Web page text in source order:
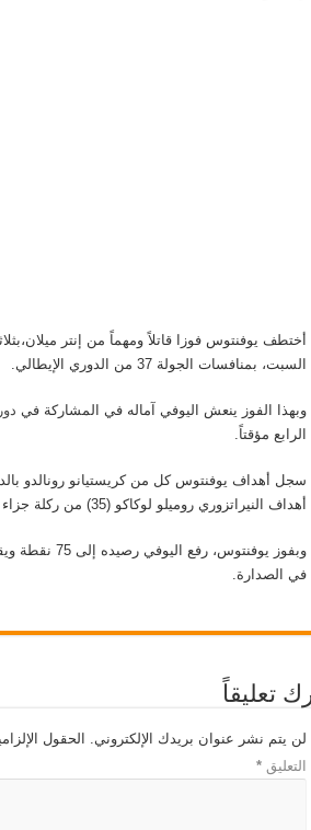
أختطف يوفنتوس فوزا قاتلاً ومهماً من إنتر
السبت، بمنافسات الجولة 37 من الدوري الإيطالي.
وبهذا الفوز ينعش اليوفي آماله في المشاركة في
الرابع مؤقتاً.
أهداف النيراتزوري روميلو لوكاكو (35) من ركلة جزاء وجورجيو كيليني بالخطأ في مرماه (84).
في الصدارة.
تعليقاً
لن يتم نشر عنوان بريدك الإلكتروني. الحقول
التعليق*